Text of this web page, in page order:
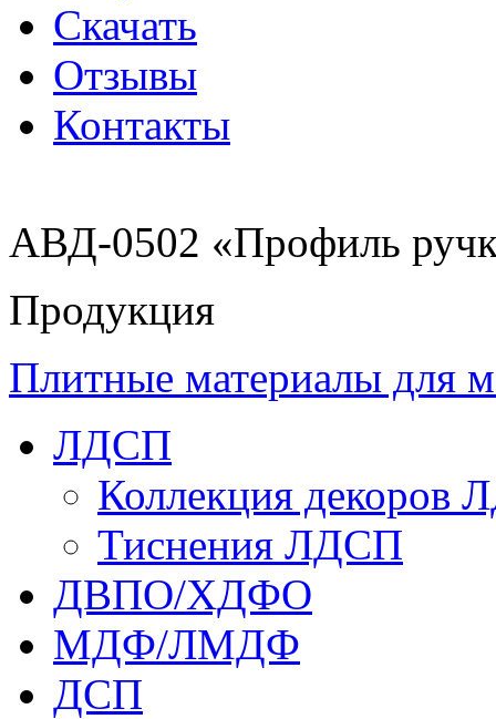
Скачать
Отзывы
Контакты
АВД-0502 «Профиль
Продукция
Плитные материалы для
ЛДСП
Коллекция декоров
Тиснения ЛДСП
ДВПО/ХДФО
МДФ/ЛМДФ
ДСП